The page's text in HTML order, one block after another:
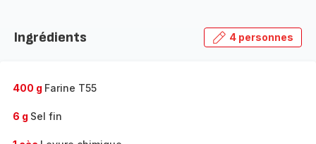
Ingrédients 4 personnes
400 g Farine T55
6 g Sel fin